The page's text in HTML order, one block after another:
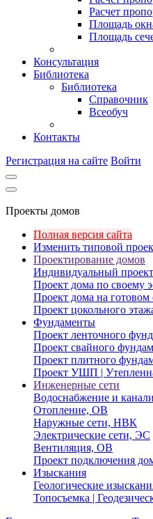
Расчет
Площадь
Площадь
Консультация
Библиотека
Библиотека
Справочник
Всеобуч
Контакты
Регистрация на сайте Войти
Проекты домов
Полная версия сайта
Изменить типовой
Проектирование домов
Индивидуальный
Проект дома по своему
Проект дома на готовом
Проект цокольного
Фундаменты
Проект ленточного
Проект свайного
Проект плитного
Проект УШП |
Инженерные сети
Водоснабжение и
Отопление, ОВ
Наружные сети, НВК
Электрические сети, ЭС
Вентиляция, ОВ
Проект подключения
Изыскания
Геологические
Топосъемка |